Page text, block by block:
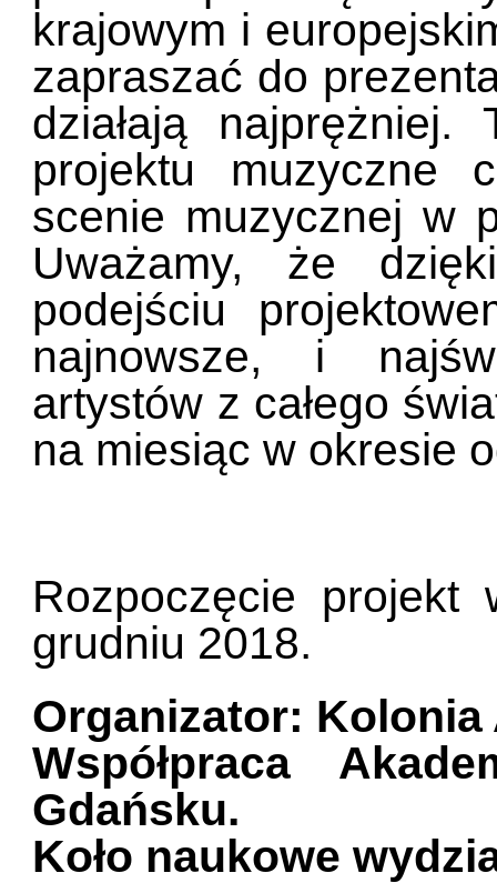
krajowym i
zapraszać do
działają najprężniej.
projektu muzyczne
scenie muzycznej w
Uważamy, że
podejściu
najnowsze, i
artystów z całego
na miesiąc w okresie
Rozpoczęcie projekt
grudniu 2018.
Organizator:
Współpraca
Gdańsku.
Koło naukowe